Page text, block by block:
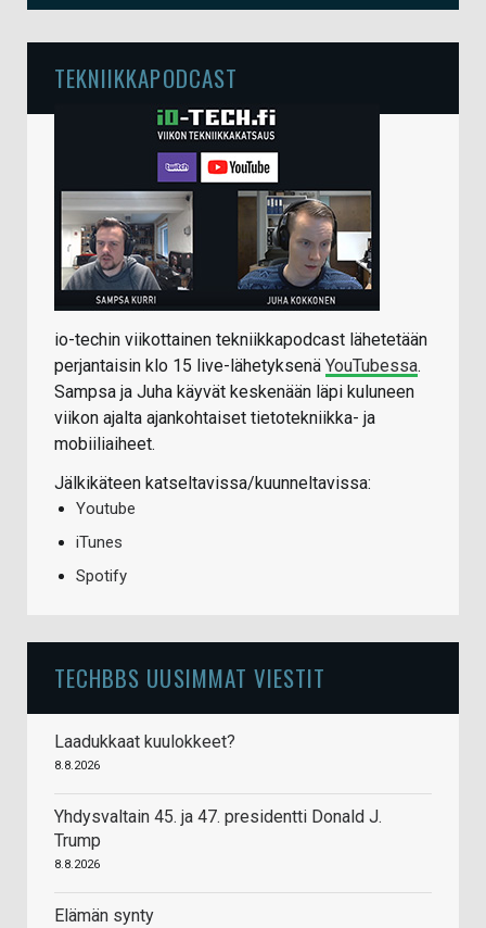
TEKNIIKKAPODCAST
io-techin viikottainen tekniikkapodcast lähetetään
perjantaisin klo 15 live-lähetyksenä YouTubessa.
Sampsa ja Juha käyvät keskenään läpi kuluneen
viikon ajalta ajankohtaiset tietotekniikka- ja
mobiiliaiheet.
Jälkikäteen katseltavissa/kuunneltavissa:
Youtube
iTunes
Spotify
TECHBBS UUSIMMAT VIESTIT
Laadukkaat kuulokkeet?
8.8.2026
Yhdysvaltain 45. ja 47. presidentti Donald J.
Trump
8.8.2026
Elämän synty